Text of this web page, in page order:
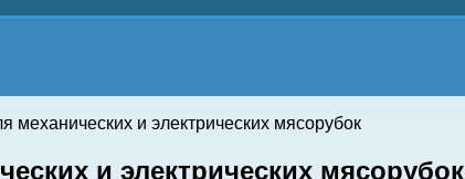
механических и электрических мясорубок
и электрических мясорубок